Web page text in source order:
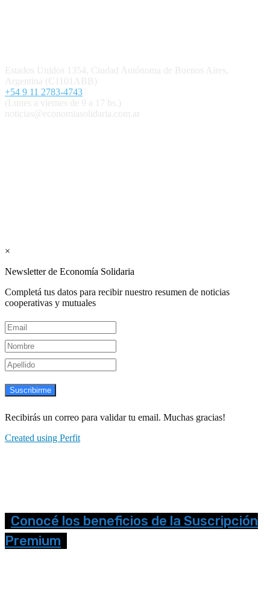
Estados Unidos 1354, Ciudad Autónoma de Buenos Aires,
Argentina (C1101ABB)
+54 9 11 2783-4743
(Lunes a viernes de 9 a 17 hs.)
noticias@economiasolidaria.com.ar
×
Newsletter de Economía Solidaria
Completá tus datos para recibir nuestro resumen de noticias
cooperativas y mutuales
Suscribirme
Recibirás un correo para validar tu email. Muchas gracias!
Created using Perfit
Conocé los beneficios de la Suscripción
Premium